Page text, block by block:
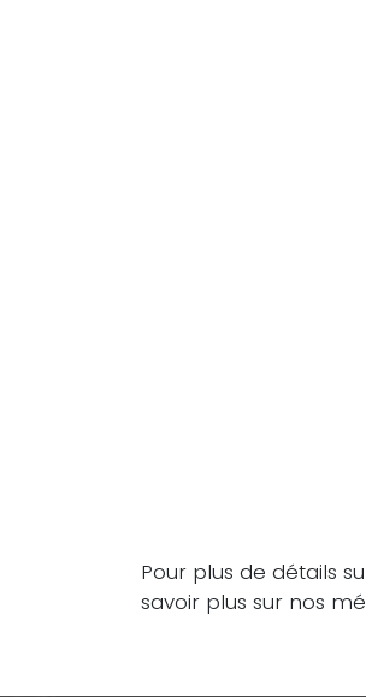
Pour plus de détails
savoir plus sur nos